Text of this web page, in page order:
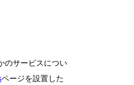
のサービスについ
ページを設置した